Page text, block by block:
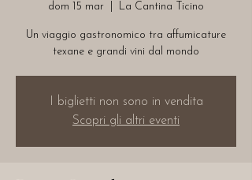
dom 15 mar La Cantina Ticino
Un viaggio gastronomico tra affumicature
texane e grandi vini dal mondo
I biglietti non sono in vendita
Scopri gli altri eventi